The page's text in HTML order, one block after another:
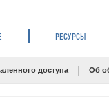
РЕСУРСЫ
доступа Об